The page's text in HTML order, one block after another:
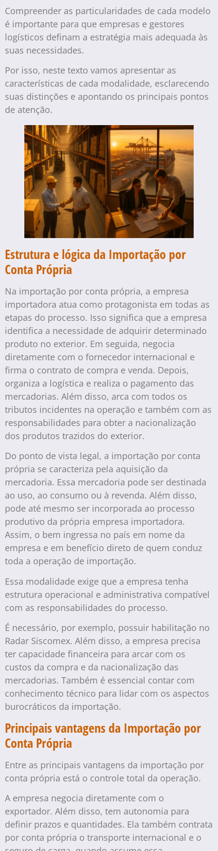
Compreender as particularidades de cada modelo
é importante para que empresas e gestores
logísticos definam a estratégia mais adequada às
suas necessidades.
Por isso, neste texto vamos apresentar as
características de cada modalidade, esclarecendo
suas distinções e apontando os principais pontos
de atenção.
Estrutura e lógica da Importação por
Conta Própria
Na importação por conta própria, a empresa
importadora atua como protagonista em todas as
etapas do processo. Isso significa que a empresa
identifica a necessidade de adquirir determinado
produto no exterior. Em seguida, negocia
diretamente com o fornecedor internacional e
firma o contrato de compra e venda. Depois,
organiza a logística e realiza o pagamento das
mercadorias. Além disso, arca com todos os
tributos incidentes na operação e também com as
responsabilidades para obter a nacionalização
dos produtos trazidos do exterior.
Do ponto de vista legal, a importação por conta
própria se caracteriza pela aquisição da
mercadoria. Essa mercadoria pode ser destinada
ao uso, ao consumo ou à revenda. Além disso,
pode até mesmo ser incorporada ao processo
produtivo da própria empresa importadora.
Assim, o bem ingressa no país em nome da
empresa e em benefício direto de quem conduz
toda a operação de importação.
Essa modalidade exige que a empresa tenha
estrutura operacional e administrativa compatível
com as responsabilidades do processo.
É necessário, por exemplo, possuir habilitação no
Radar Siscomex. Além disso, a empresa precisa
ter capacidade financeira para arcar com os
custos da compra e da nacionalização das
mercadorias. Também é essencial contar com
conhecimento técnico para lidar com os aspectos
burocráticos da importação.
Principais vantagens da Importação por
Conta Própria
Entre as principais vantagens da importação por
conta própria está o controle total da operação.
A empresa negocia diretamente com o
exportador. Além disso, tem autonomia para
definir prazos e quantidades. Ela também contrata
por conta própria o transporte internacional e o